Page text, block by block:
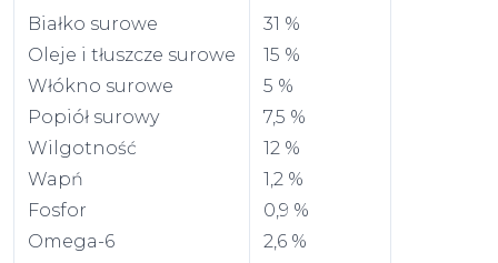
Białko surowe
Oleje i tłuszcze surowe
Włókno surowe
Popiół surowy
Wilgotność
Wapń
Fosfor
Omega-6
31 %
15 %
5 %
7,5 %
12 %
1,2 %
0,9 %
2,6 %